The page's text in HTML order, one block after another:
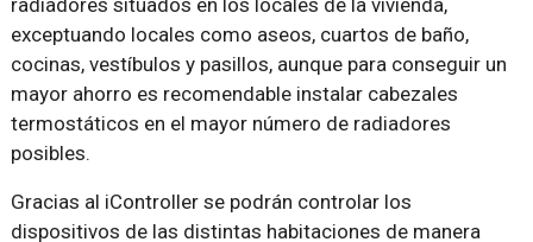
radiadores situados en los locales de la vivienda,
exceptuando locales como aseos, cuartos de baño,
cocinas, vestíbulos y pasillos, aunque para conseguir un
mayor ahorro es recomendable instalar cabezales
termostáticos en el mayor número de radiadores
posibles.
Gracias al iController se podrán controlar los
dispositivos de las distintas habitaciones de manera